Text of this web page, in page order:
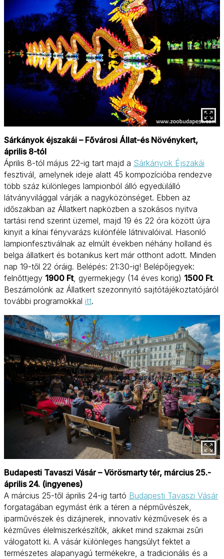
Sárkányok éjszakái – Fővárosi Állat-és Növénykert,
április 8-tól
Április 8-tól május 22-ig tart majd a Sárkányok Éjszakái
fesztivál, amelynek ideje alatt 45 kompozícióba rendezve
több száz különleges lampionból álló egyedülálló
látványvilággal várják a nagyközönséget. Ebben az
időszakban az Állatkert napközben a szokásos nyitva
tartási rend szerint üzemel, majd 19 és 22 óra között újra
kinyit a kínai fényvarázs különféle látnivalóival. Hasonló
lampionfesztiválnak az elmúlt években néhány holland és
belga állatkert és botanikus kert már otthont adott. Minden
nap 19-től 22 óráig. Belépés: 21:30-ig! Belépőjegyek:
felnőttjegy 1900 Ft, gyermekjegy (14 éves korig) 1500 Ft.
Beszámolónk az Állatkert szezonnyitó sajtótájékoztatójáról
további programokkal itt.
Budapesti Tavaszi Vásár – Vörösmarty tér, március 25.-
április 24. (ingyenes)
A március 25-től április 24-ig tartó Budapesti Tavaszi Vásár
forgatagában egymást érik a téren a népművészek,
iparművészek és dizájnerek, innovatív kézművesek és a
kézműves élelmiszerkészítők, akiket mind szakmai zsűri
válogatott ki. A vásár különleges hangsúlyt fektet a
természetes alapanyagú termékekre, a tradicionális és a